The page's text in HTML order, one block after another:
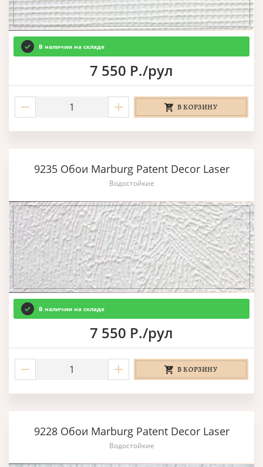
В наличии на складе
7 550 Р./рул
В КОРЗИНУ
9235 Обои Marburg Patent Decor Laser
Водостойкие
В наличии на складе
7 550 Р./рул
В КОРЗИНУ
9228 Обои Marburg Patent Decor Laser
Водостойкие